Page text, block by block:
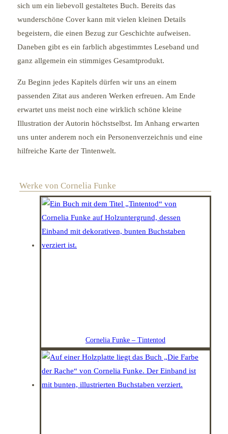
sich um ein liebevoll gestaltetes Buch. Bereits das
wunderschöne Cover kann mit vielen kleinen Details
begeistern, die einen Bezug zur Geschichte aufweisen.
Daneben gibt es ein farblich abgestimmtes Leseband und
ganz allgemein ein stimmiges Gesamtprodukt.
Zu Beginn jedes Kapitels dürfen wir uns an einem
passenden Zitat aus anderen Werken erfreuen. Am Ende
erwartet uns meist noch eine wirklich schöne kleine
Illustration der Autorin höchstselbst. Im Anhang erwarten
uns unter anderem noch ein Personenverzeichnis und eine
hilfreiche Karte der Tintenwelt.
Werke von Cornelia Funke
Cornelia Funke – Tintentod